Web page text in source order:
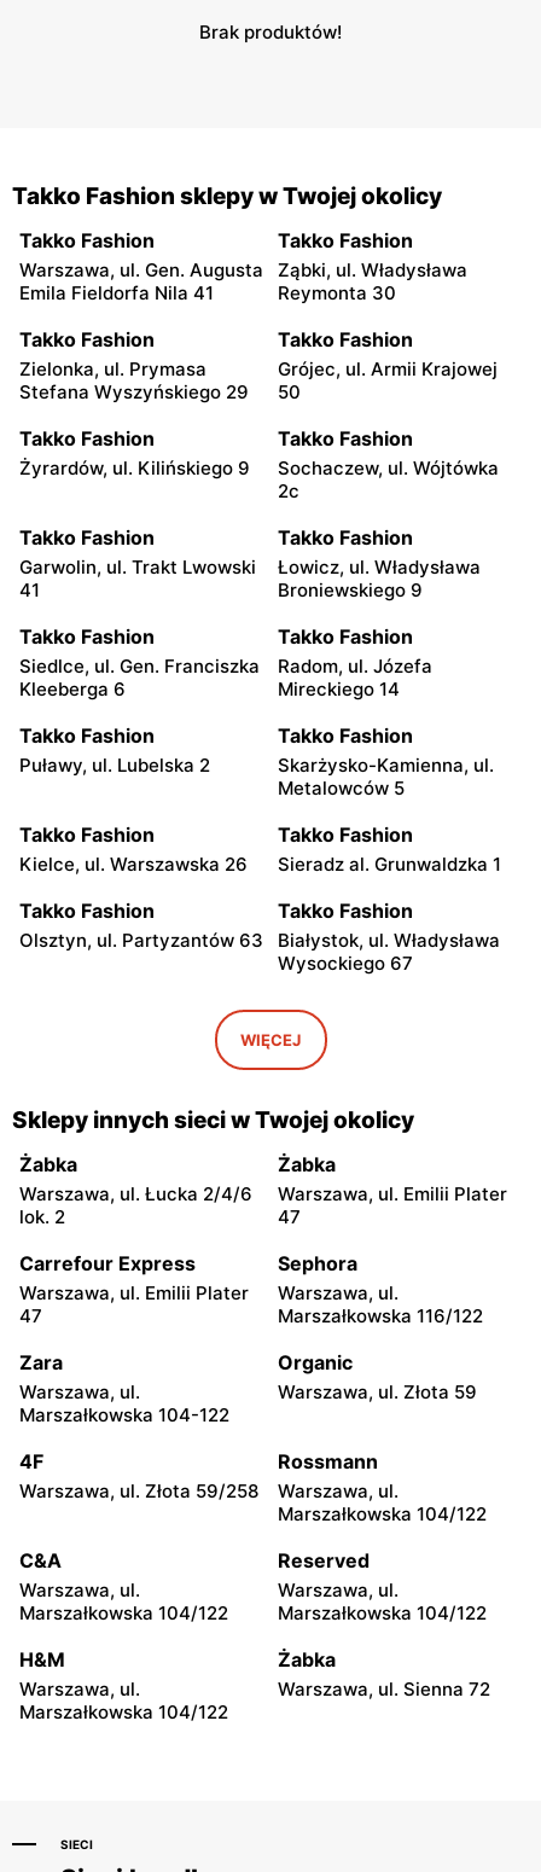
Brak produktów!
Takko Fashion sklepy w Twojej okolicy
Takko Fashion
Warszawa, ul. Gen. Augusta
Emila Fieldorfa Nila 41
Takko Fashion
Ząbki, ul. Władysława
Reymonta 30
Takko Fashion
Zielonka, ul. Prymasa
Stefana Wyszyńskiego 29
Takko Fashion
Grójec, ul. Armii Krajowej
50
Takko Fashion
Żyrardów, ul. Kilińskiego 9
Takko Fashion
Sochaczew, ul. Wójtówka
2c
Takko Fashion
Garwolin, ul. Trakt Lwowski
41
Takko Fashion
Łowicz, ul. Władysława
Broniewskiego 9
Takko Fashion
Siedlce, ul. Gen. Franciszka
Kleeberga 6
Takko Fashion
Radom, ul. Józefa
Mireckiego 14
Takko Fashion
Puławy, ul. Lubelska 2
Takko Fashion
Skarżysko-Kamienna, ul.
Metalowców 5
Takko Fashion
Kielce, ul. Warszawska 26
Takko Fashion
Sieradz al. Grunwaldzka 1
Takko Fashion
Olsztyn, ul. Partyzantów 63
Takko Fashion
Białystok, ul. Władysława
Wysockiego 67
Takko Fashion
Kalisz, ul. Młynarska 131
Takko Fashion
Świecie, ul. Cukrowników 1
Takko Fashion
Mielec, ul. Żeromskiego 15
Takko Fashion
Kluczbork, ul. Byczyńska
Takko Fashion
Wilkowyja, ul. Powstańców
Takko Fashion
Tarnowskie Góry, ul.
Takko Fashion
Bochnia, ul. Partyzantów
Takko Fashion
Rzeszów, ul. Płk. Leopolda
Takko Fashion
Takko Fashion
30
Takko Fashion
Knurów, ul. 1 Maja 74
Takko Fashion Takko Fashion
2D
Takko Fashion Takko Fashion
WIĘCEJ
Sklepy innych sieci w Twojej okolicy
Żabka
Warszawa, ul. Łucka 2/4/6
lok. 2
Żabka
Warszawa, ul. Emilii Plater
47
Carrefour Express
Warszawa, ul. Emilii Plater
47
Sephora
Warszawa, ul.
Marszałkowska 116/122
Zara
Warszawa, ul.
Marszałkowska 104-122
Organic
Warszawa, ul. Złota 59
4F
Warszawa, ul. Złota 59/258
Rossmann
Warszawa, ul.
Marszałkowska 104/122
C&A
Warszawa, ul.
Marszałkowska 104/122
Reserved
Warszawa, ul.
Marszałkowska 104/122
H&M
Warszawa, ul.
Marszałkowska 104/122
Żabka
Warszawa, ul. Sienna 72
SIECI